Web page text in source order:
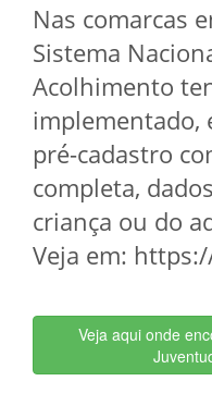
Nas comarcas
Sistema
Acolhimento
implementado,
pré-cadastro
completa,
criança ou do
Veja em:
Veja aqui onde